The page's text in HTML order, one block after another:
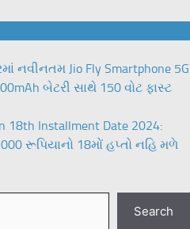
નવીનતમ Jio Fly Smartphone 5G
બેટરી સાથે 150 વોટ ફાસ્ટ
18th Installment Date 2024:
રૂપિયાનો 18મોં હપ્તો નહિ મળે
Search